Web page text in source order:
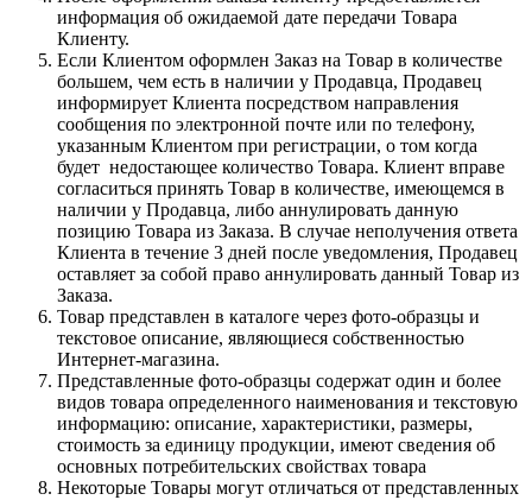
информация об ожидаемой дате передачи Товара
Клиенту.
Если Клиентом оформлен Заказ на Товар в количестве
большем, чем есть в наличии у Продавца, Продавец
информирует Клиента посредством направления
сообщения по электронной почте или по телефону,
указанным Клиентом при регистрации, о том когда
будет недостающее количество Товара. Клиент вправе
согласиться принять Товар в количестве, имеющемся в
наличии у Продавца, либо аннулировать данную
позицию Товара из Заказа. В случае неполучения ответа
Клиента в течение 3 дней после уведомления, Продавец
оставляет за собой право аннулировать данный Товар из
Заказа.
Товар представлен в каталоге через фото-образцы и
текстовое описание, являющиеся собственностью
Интернет-магазина.
Представленные фото-образцы содержат один и более
видов товара определенного наименования и текстовую
информацию: описание, характеристики, размеры,
стоимость за единицу продукции, имеют сведения об
основных потребительских свойствах товара
Некоторые Товары могут отличаться от представленных